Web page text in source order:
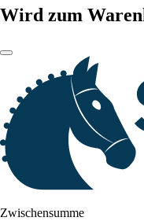
Wird zum
Zwischensumme